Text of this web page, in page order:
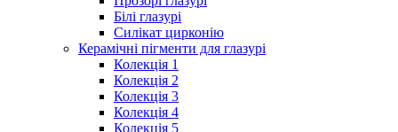
Білі глазурі
Силікат цирконію
Керамічні пігменти для глазурі
Колекція 1
Колекція 2
Колекція 3
Колекція 4
Колекція 5